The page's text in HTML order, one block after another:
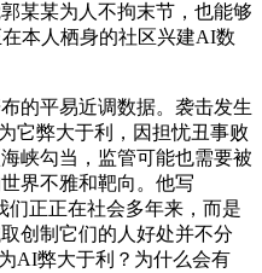
某某为人不拘末节，也能够
本人栖身的社区兴建AI数
平易近调数据。袭击发生
它弊大于利，因担忧丑事败
峡勾当，监管可能也需要被
界不雅和靶向。他写
们正正在社会多年来，而是
创制它们的人好处并不分
AI弊大于利？为什么会有